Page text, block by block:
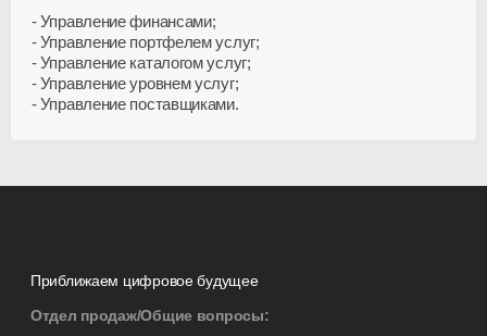
Управление финансами;
Управление портфелем услуг;
Управление каталогом услуг;
Управление уровнем услуг;
Управление поставщиками.
Приближаем цифровое будущее
Отдел продаж/Общие вопросы: